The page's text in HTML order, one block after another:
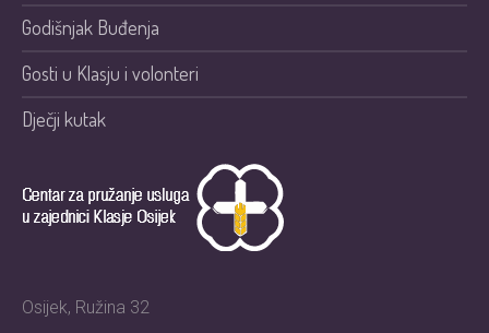
Godišnjak Buđenja
Gosti u Klasju i volonteri
Dječji kutak
Osijek, Ružina 32